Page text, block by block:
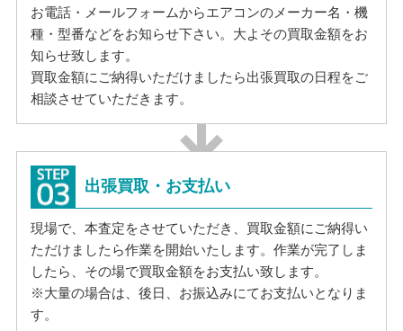
お電話・メールフォームからエアコンのメーカー名・機
種・型番などをお知らせ下さい。大よその買取金額をお
知らせ致します。
買取金額にご納得いただけましたら出張買取の日程をご
相談させていただきます。
出張買取・お支払い
現場で、本査定をさせていただき、買取金額にご納得い
ただけましたら作業を開始いたします。作業が完了しま
したら、その場で買取金額をお支払い致します。
※大量の場合は、後日、お振込みにてお支払いとなりま
す。